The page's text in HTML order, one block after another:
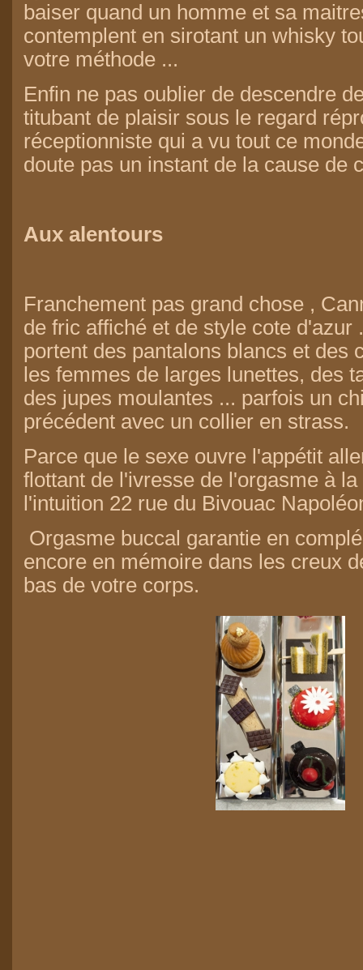
baiser quand un homme et sa
contemplent en sirotant un whisky
votre méthode ...
Enfin ne pas oublier de descendre
titubant de plaisir sous le regard
réceptionniste qui a vu tout ce
doute pas un instant de la cause de
Aux alentours
Franchement pas grand chose ,
de fric affiché et de style cote d'azur
portent des pantalons blancs et des
les femmes de larges lunettes, des
des jupes moulantes ... parfois un
précédent avec un collier en strass.
Parce que le sexe ouvre l'appétit
flottant de l'ivresse de l'orgasme à
l'intuition 22 rue du Bivouac
Orgasme buccal garantie en
encore en mémoire dans les creux
bas de votre corps.